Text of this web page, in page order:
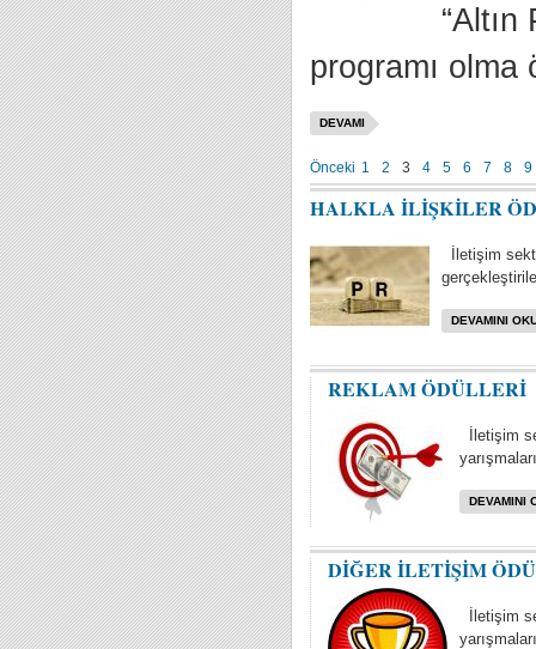
programı olma
DEVAMI
Önceki 1 2 3 4 5 6 7 8 9
HALKLA İLİŞKİLER
İletişim
DEVAMINI
REKLAM ÖDÜLLERİ
İletişim
DEVAMINI
DİĞER İLETİŞİM
İletişim